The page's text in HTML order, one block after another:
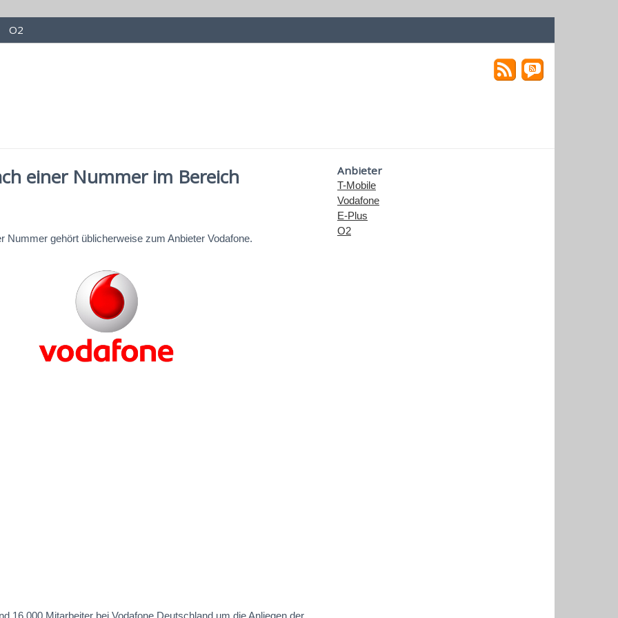
O2
einer Nummer im Bereich
Nummer gehört üblicherweise zum Anbieter Vodafone.
16.000 Mitarbeiter bei Vodafone Deutschland um die Anliegen der
Anbieter
T-Mobile
Vodafone
E-Plus
O2